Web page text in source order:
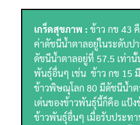
เกร็ดสุขภาพ : ข้าว กข 43
ค่าดัชนีน้ำตาลอยู่ในระดับป
ดัชนีน้ำตาลอยู่ที่ 57.5 เท่า
พันธ์ุอื่นๆ เช่น ข้าว กข 15
ข้าวพิษณุโลก 80 มีดัชนีน้ำ
เด่นของข้าวพันธ์ุนี้ก็คือ แป้ง
ข้าวพันธ์ุอื่นๆ เมื่อรับประท